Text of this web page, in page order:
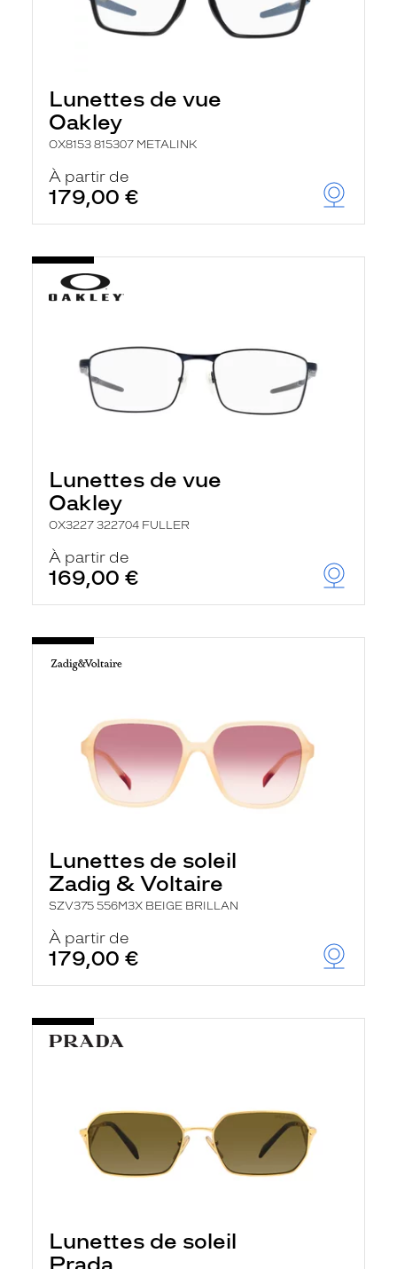
Lunettes de vue
Oakley
OX8153 815307 METALINK
À partir de
179,00 €
Lunettes de vue
Oakley
OX3227 322704 FULLER
À partir de
169,00 €
Lunettes de soleil
Zadig & Voltaire
SZV375 556M3X BEIGE BRILLAN
À partir de
179,00 €
Lunettes de soleil